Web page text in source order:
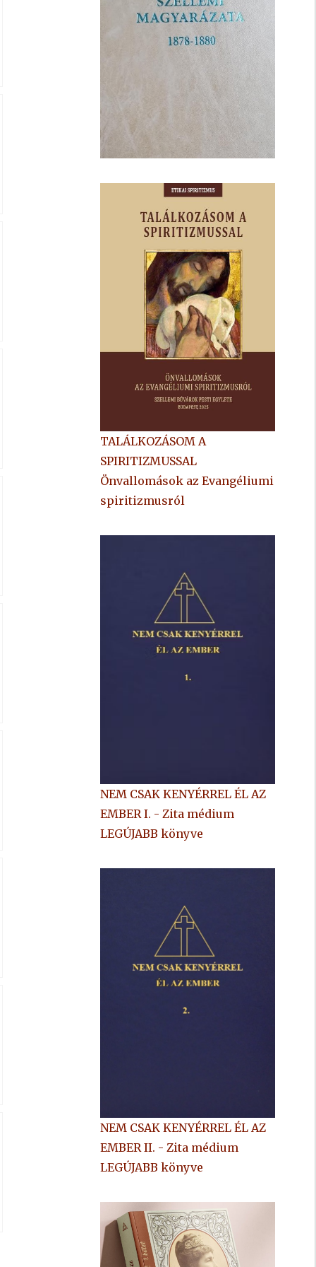
TALÁLKOZÁSOM A
SPIRITIZMUSSAL
Önvallomások az Evangéliumi
spiritizmusról
NEM CSAK KENYÉRREL ÉL AZ
EMBER I. - Zita médium
LEGÚJABB könyve
NEM CSAK KENYÉRREL ÉL AZ
EMBER II. - Zita médium
LEGÚJABB könyve